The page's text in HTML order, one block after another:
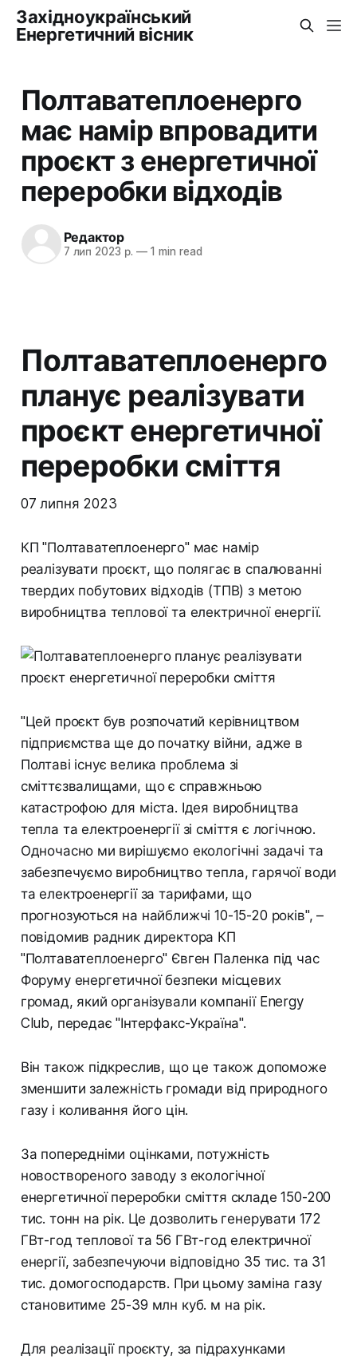
Західноукраїнський
Енергетичний вісник
Полтаватеплоенерго
має намір впровадити
проєкт з енергетичної
переробки відходів
Редактор
7 лип 2023 р. —1 min read
Полтаватеплоенерго
планує реалізувати
проєкт енергетичної
переробки сміття
07 липня 2023
КП "Полтаватеплоенерго" має намір
реалізувати проєкт, що полягає в спалюванні
твердих побутових відходів (ТПВ) з метою
виробництва теплової та електричної енергії.
"Цей проєкт був розпочатий керівництвом
підприємства ще до початку війни, адже в
Полтаві існує велика проблема зі
сміттєзвалищами, що є справжньою
катастрофою для міста. Ідея виробництва
тепла та електроенергії зі сміття є логічною.
Одночасно ми вирішуємо екологічні задачі та
забезпечуємо виробництво тепла, гарячої води
та електроенергії за тарифами, що
прогнозуються на найближчі 10-15-20 років", –
повідомив радник директора КП
"Полтаватеплоенерго" Євген Паленка під час
Форуму енергетичної безпеки місцевих
громад, який організували компанії Energy
Club, передає "Інтерфакс-Україна".
Він також підкреслив, що це також допоможе
зменшити залежність громади від природного
газу і коливання його цін.
За попередніми оцінками, потужність
новоствореного заводу з екологічної
енергетичної переробки сміття складе 150-200
тис. тонн на рік. Це дозволить генерувати 172
ГВт-год теплової та 56 ГВт-год електричної
енергії, забезпечуючи відповідно 35 тис. та 31
тис. домогосподарств. При цьому заміна газу
становитиме 25-39 млн куб. м на рік.
Для реалізації проєкту, за підрахунками